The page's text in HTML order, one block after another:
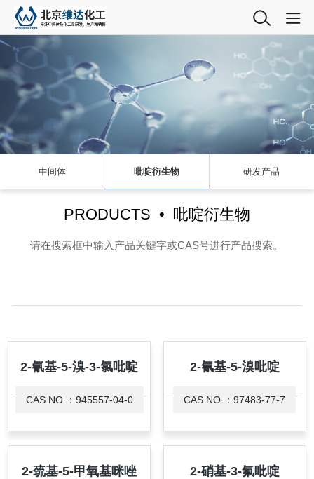
中间体 吡啶衍生物 研发产品
PRODUCTS • 吡啶衍生物
请在搜索框中输入产品关键字或CAS号进行产品搜索。
2-氰基-5-溴-3-氯吡啶
CAS NO.：945557-04-0
2-氰基-5-溴吡啶
CAS NO.：97483-77-7
2-巯基-5-甲氧基咪唑
2-硝基-3-氟吡啶